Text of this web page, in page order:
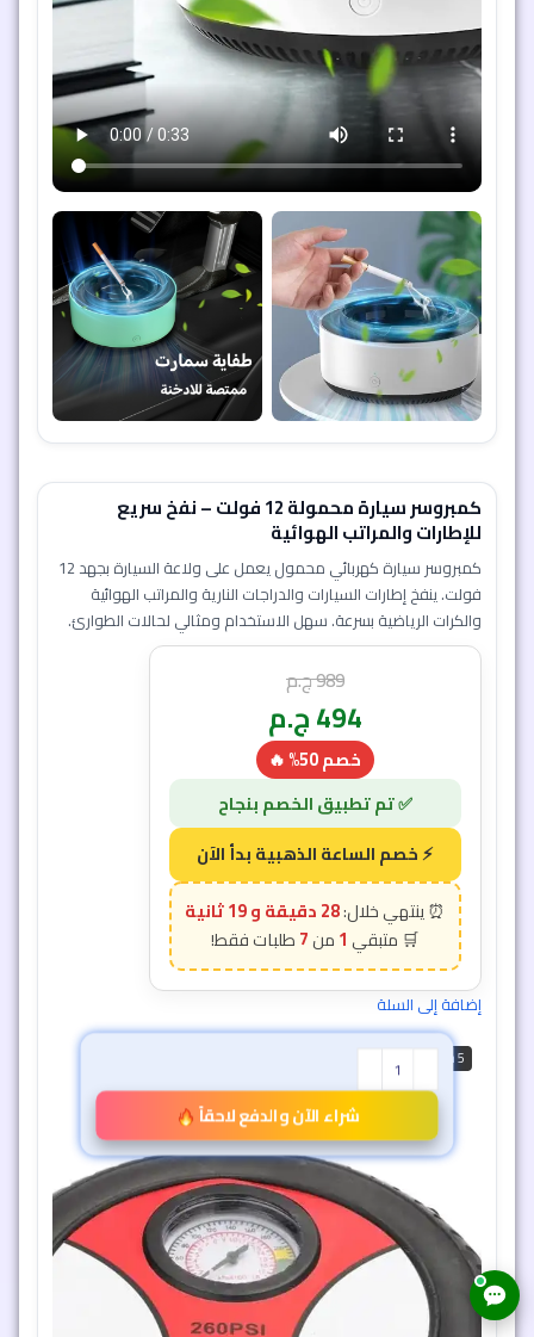
كمبروسر سيارة محمولة 12 فولت – نفخ سريع
للإطارات والمراتب الهوائية
كمبروسر سيارة كهربائي محمول يعمل على ولاعة السيارة بجهد 12
فولت. ينفخ إطارات السيارات والدراجات النارية والمراتب الهوائية
والكرات الرياضية بسرعة. سهل الاستخدام ومثالي لحالات الطوارئ.
989ج.م
494ج.م
خصم 50% 🔥
28 دقيقة و 16 ثانية
1
7
إضافة إلى السلة
5 min
شراء الآن والدفع لاحقاً